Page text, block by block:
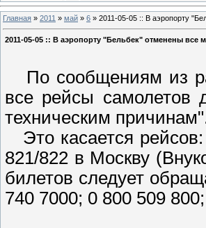
Главная » 2011 » май » 6 » 2011-05-05 :: В аэропорту
2011-05-05 :: В аэропорту "Бельбек" отменены
По сообщениям из
все рейсы самолетов
техническим
Это касается
821/822 в Москву
билетов следует
740 7000; 0 800 509